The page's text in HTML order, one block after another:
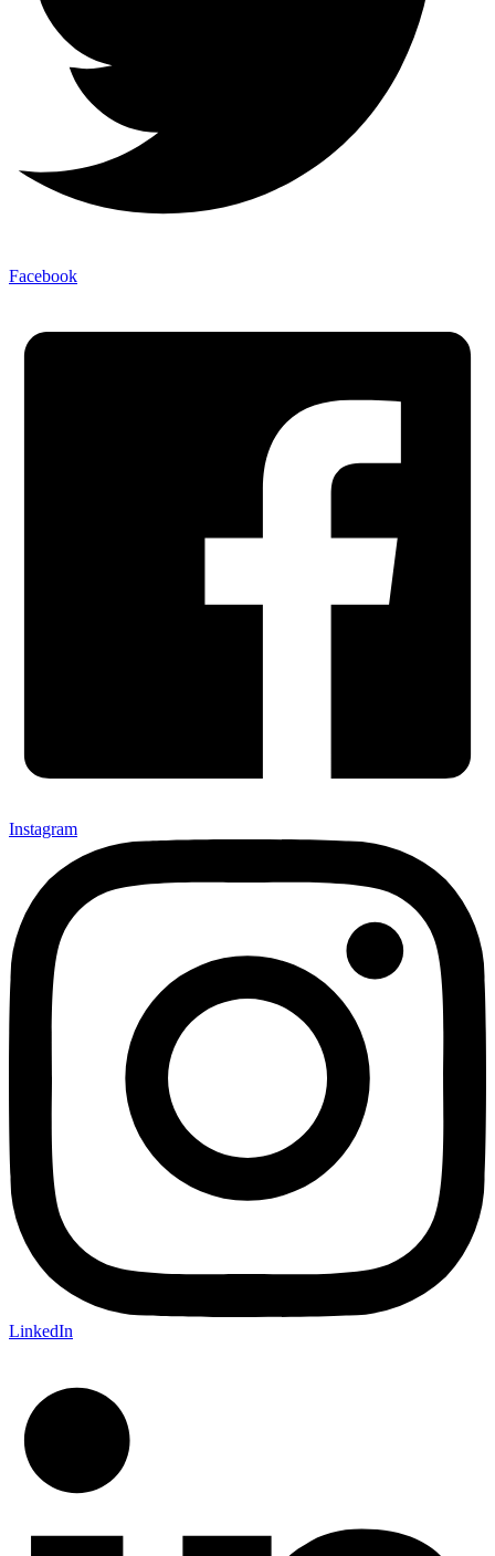
Facebook
Instagram
LinkedIn